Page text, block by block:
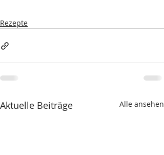
Rezepte
Aktuelle Beiträge Alle ansehen